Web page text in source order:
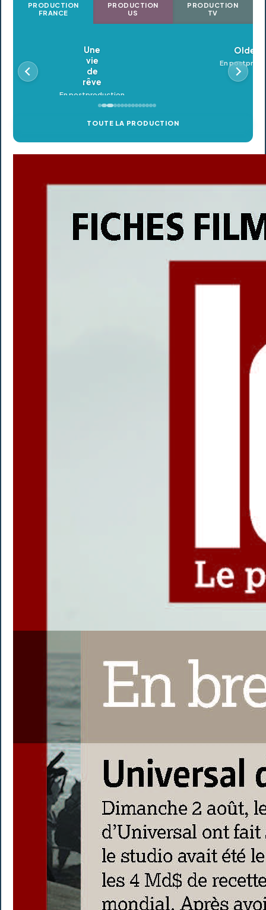
PRODUCTION
FRANCE
PRODUCTION
US
PRODUCTION
TV
Oldeupe
En postproduction
TOUTE LA PRODUCTION